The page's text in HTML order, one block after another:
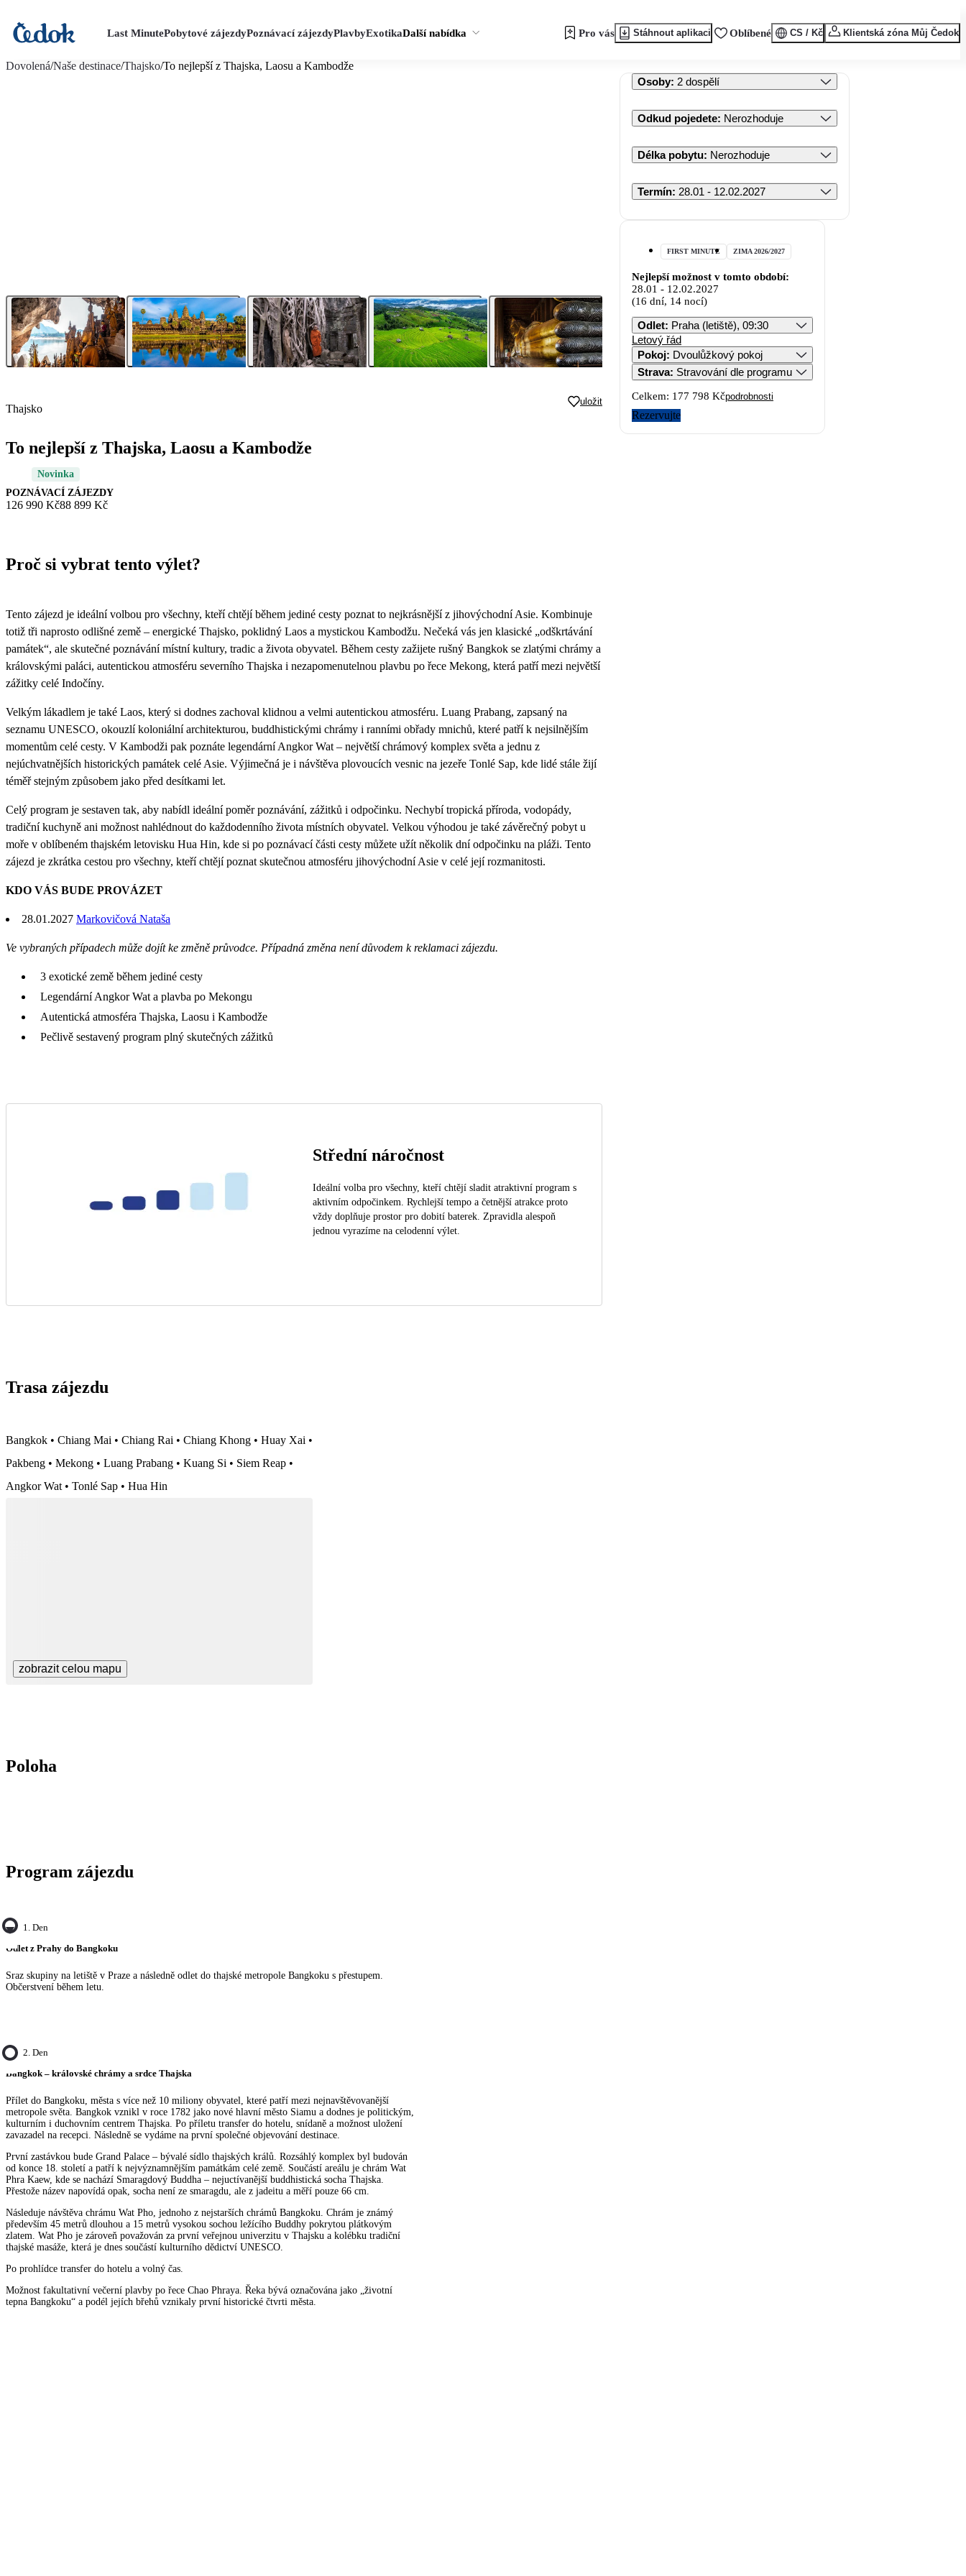
Last MinutePobytové zájezdyPoznávací zájezdyPlavbyExotikaDalší nabídka Pro vás Stáhnout aplikaci Oblíbené CS / Kč Klientská zóna Můj Čedok
Dovolená/Naše destinace/Thajsko/To nejlepší z Thajska, Laosu a Kambodže
Thajsko
uložit
To nejlepší z Thajska, Laosu a Kambodže
Novinka
POZNÁVACÍ ZÁJEZDY
126 990 Kč88 899 Kč
Proč si vybrat tento výlet?
Tento zájezd je ideální volbou pro všechny, kteří chtějí během jediné cesty poznat to nejkrásnější z jihovýchodní Asie. Kombinuje
totiž tři naprosto odlišné země – energické Thajsko, poklidný Laos a mystickou Kambodžu. Nečeká vás jen klasické „odškrtávání
památek“, ale skutečné poznávání místní kultury, tradic a života obyvatel. Během cesty zažijete rušný Bangkok se zlatými chrámy a
královskými paláci, autentickou atmosféru severního Thajska i nezapomenutelnou plavbu po řece Mekong, která patří mezi největší
zážitky celé Indočíny.
Velkým lákadlem je také Laos, který si dodnes zachoval klidnou a velmi autentickou atmosféru. Luang Prabang, zapsaný na
seznamu UNESCO, okouzlí koloniální architekturou, buddhistickými chrámy i ranními obřady mnichů, které patří k nejsilnějším
momentům celé cesty. V Kambodži pak poznáte legendární Angkor Wat – největší chrámový komplex světa a jednu z
nejúchvatnějších historických památek celé Asie. Výjimečná je i návštěva plovoucích vesnic na jezeře Tonlé Sap, kde lidé stále žijí
téměř stejným způsobem jako před desítkami let.
Celý program je sestaven tak, aby nabídl ideální poměr poznávání, zážitků i odpočinku. Nechybí tropická příroda, vodopády,
tradiční kuchyně ani možnost nahlédnout do každodenního života místních obyvatel. Velkou výhodou je také závěrečný pobyt u
moře v oblíbeném thajském letovisku Hua Hin, kde si po poznávací části cesty můžete užít několik dní odpočinku na pláži. Tento
zájezd je zkrátka cestou pro všechny, kteří chtějí poznat skutečnou atmosféru jihovýchodní Asie v celé její rozmanitosti.
KDO VÁS BUDE PROVÁZET
28.01.2027 Markovičová Nataša
Ve vybraných případech může dojít ke změně průvodce. Případná změna není důvodem k reklamaci zájezdu.
3 exotické země během jediné cesty
Legendární Angkor Wat a plavba po Mekongu
Autentická atmosféra Thajska, Laosu i Kambodže
Pečlivě sestavený program plný skutečných zážitků
Střední náročnost
Ideální volba pro všechny, kteří chtějí sladit atraktivní program s
aktivním odpočinkem. Rychlejší tempo a četnější atrakce proto
vždy doplňuje prostor pro dobití baterek. Zpravidla alespoň
jednou vyrazíme na celodenní výlet.
Trasa zájezdu
Bangkok • Chiang Mai • Chiang Rai • Chiang Khong • Huay Xai •
Pakbeng • Mekong • Luang Prabang • Kuang Si • Siem Reap •
Angkor Wat • Tonlé Sap • Hua Hin
zobrazit celou mapu
Poloha
Program zájezdu
1. Den
Odlet z Prahy do Bangkoku
Sraz skupiny na letiště v Praze a následně odlet do thajské metropole Bangkoku s přestupem.
Občerstvení během letu.
2. Den
Bangkok – královské chrámy a srdce Thajska
Přílet do Bangkoku, města s více než 10 miliony obyvatel, které patří mezi nejnavštěvovanější
metropole světa. Bangkok vznikl v roce 1782 jako nové hlavní město Siamu a dodnes je politickým,
kulturním i duchovním centrem Thajska. Po příletu transfer do hotelu, snídaně a možnost uložení
zavazadel na recepci. Následně se vydáme na první společné objevování destinace.
První zastávkou bude Grand Palace – bývalé sídlo thajských králů. Rozsáhlý komplex byl budován
od konce 18. století a patří k nejvýznamnějším památkám celé země. Součástí areálu je chrám Wat
Phra Kaew, kde se nachází Smaragdový Buddha – nejuctívanější buddhistická socha Thajska.
Přestože název napovídá opak, socha není ze smaragdu, ale z jadeitu a měří pouze 66 cm.
Následuje návštěva chrámu Wat Pho, jednoho z nejstarších chrámů Bangkoku. Chrám je známý
především 45 metrů dlouhou a 15 metrů vysokou sochou ležícího Buddhy pokrytou plátkovým
zlatem. Wat Pho je zároveň považován za první veřejnou univerzitu v Thajsku a kolébku tradiční
thajské masáže, která je dnes součástí kulturního dědictví UNESCO.
Po prohlídce transfer do hotelu a volný čas.
Možnost fakultativní večerní plavby po řece Chao Phraya. Řeka bývá označována jako „životní
tepna Bangkoku“ a podél jejích břehů vznikaly první historické čtvrti města.
Osoby: 2 dospělí
Odkud pojedete: Nerozhoduje
Délka pobytu: Nerozhoduje
Termín: 28.01 - 12.02.2027
FIRST MINUTE ZIMA 2026/2027
Nejlepší možnost v tomto období:
28.01 - 12.02.2027
(16 dní, 14 nocí)
Odlet: Praha (letiště), 09:30
Letový řád
Pokoj: Dvoulůžkový pokoj
Strava: Stravování dle programu
Celkem: 177 798 Kčpodrobnosti
Rezervujte